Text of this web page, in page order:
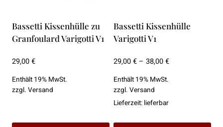
auf
Produktseite
gewählt
werden
auf
Produktseite
gewählt
werden
Bassetti Kissenhülle zu
Granfoulard Varigotti V1
29,00€
Enthält 19% MwSt.
zzgl. Versand
Bassetti Kissenhülle
Varigotti V1
29,00€– 38,00€Preisspanne:
Enthält 19% MwSt.
zzgl. Versand
Lieferzeit: lieferbar